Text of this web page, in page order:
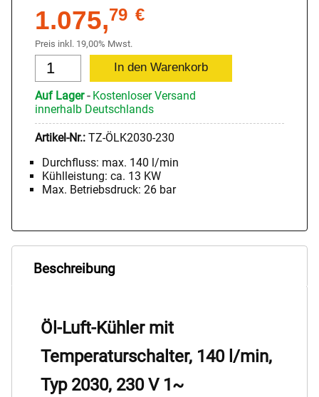
1.075,79 €
Preis inkl. 19,00% Mwst.
Auf Lager- Kostenloser Versand
innerhalb Deutschlands
Artikel-Nr.: TZ-ÖLK2030-230
Durchfluss: max. 140 l/min
Kühlleistung: ca. 13 KW
Max. Betriebsdruck: 26 bar
Beschreibung
Öl-Luft-Kühler mit
Temperaturschalter, 140 l/min,
Typ 2030, 230 V 1~